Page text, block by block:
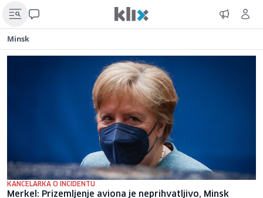
Minsk
KANCELARKA O INCIDENTU
Merkel: Prizemljenje aviona je neprihvatljivo, Minsk